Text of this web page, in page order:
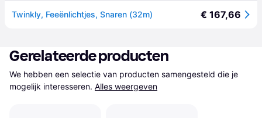
Twinkly, Feeënlichtjes, Snaren (32m) € 167,66
Gerelateerde producten
We hebben een selectie van producten samengesteld die je
mogelijk interesseren. Alles weergeven